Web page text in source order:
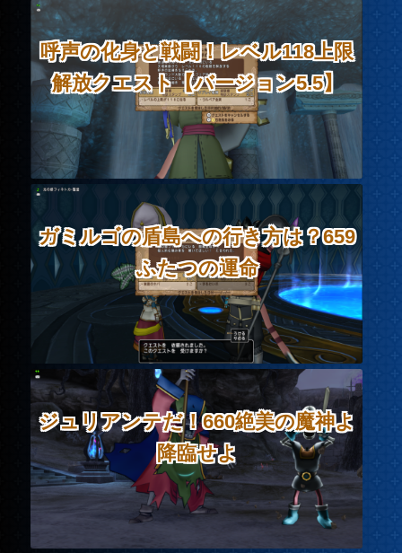
呼声の化身と戦闘！レベル118上限
解放クエスト【バージョン5.5】
ガミルゴの盾島への行き方は？659
ふたつの運命
ジュリアンテだ！660絶美の魔神よ
降臨せよ